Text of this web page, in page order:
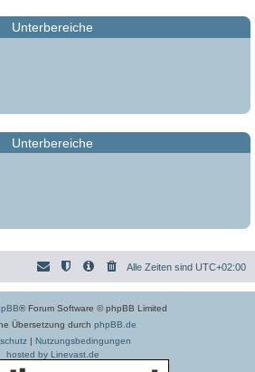
Unterbereiche
Unterbereiche
Alle Zeiten sind UTC+02:00
® Forum Software © phpBB Limited
Übersetzung durch phpBB.de
| Nutzungsbedingungen
hosted by Linevast.de